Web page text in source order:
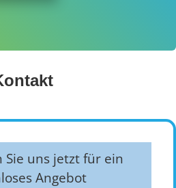
uns jetzt für ein
Angebot